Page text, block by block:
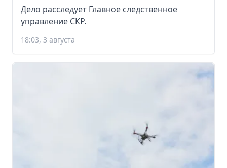
Дело расследует Главное следственное
управление СКР.
18:03, 3 августа